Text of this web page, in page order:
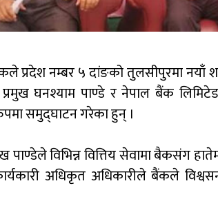
प्रदेश नम्बर ५ दांङको तुलसीपुरमा नयाँ
घनश्याम पाण्डे र नेपाल बैंक
समुद्घाटन गरेका हुन् ।
पाण्डेले विभिन्न वित्तिय सेवामा बैकसंग
अधिकृत अधिकारीले बैंकले